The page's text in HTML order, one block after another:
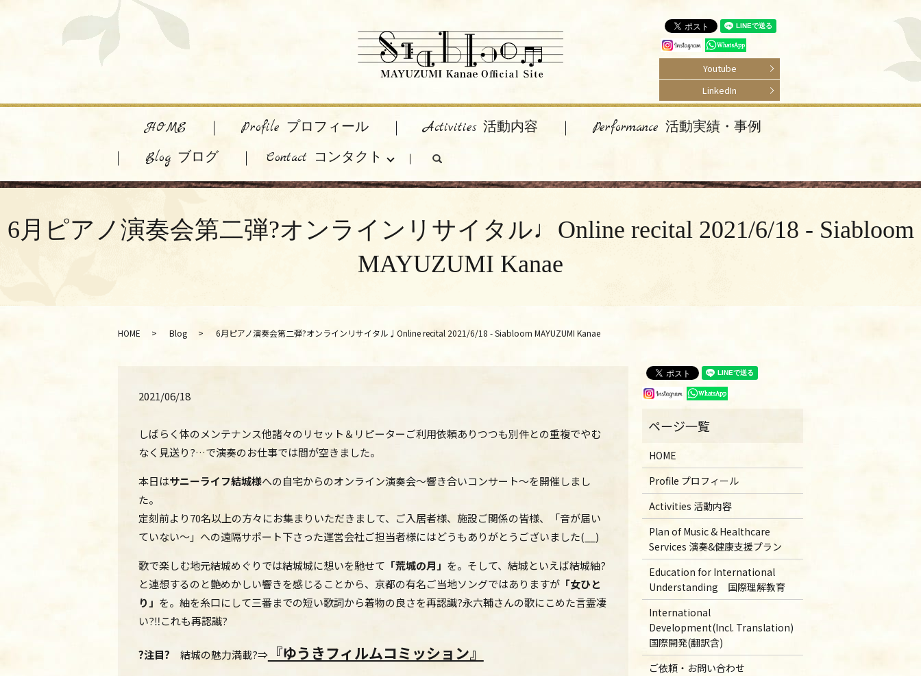
Youtube
LinkedIn
HOME Profile プロフィール Activities 活動内容
Performance 活動実績・事例
Blog ブログ
Contact コンタクト search
6月ピアノ演奏会第二弾?オンラインリサイタル♩Online recital 2021/6/18 - Siabloom
MAYUZUMI Kanae
HOME Blog 6月ピアノ演奏会第二弾?オンラインリサイタル♩Online recital 2021/6/18 - Siabloom MAYUZUMI Kanae
2021/06/18
しばらく体のメンテナンス他諸々のリセット＆リピーターご利用依頼ありつつも別件との重複でやむ
なく見送り?…で演奏のお仕事では間が空きました。
本日はサニーライフ結城様への自宅からのオンライン演奏会～響き合いコンサート～を開催しまし
た。
定刻前より70名以上の方々にお集まりいただきまして、ご入居者様、施設ご関係の皆様、「音が届い
ていない～」への遠隔サポート下さった運営会社ご担当者様にはどうもありがとうございました(__)
歌で楽しむ地元結城めぐりでは結城城に想いを馳せて 「荒城の月」 を。そして、結城といえば結城紬?
と連想するのと艶めかしい響きを感じることから、京都の有名ご当地ソングではありますが「女ひと
り」 を。紬を糸口にして三番までの短い歌詞から着物の良さを再認識?永六輔さんの歌にこめた言霊凄
い?‼これも再認識?
?注目? 結城の魅力満載?⇒『ゆうきフィルムコミッション』
HOME
Profile プロフィール
Activities 活動内容
Plan of Music & Healthcare
Services 演奏&健康支援プラン
Education for International
Understanding 国際理解教育
International
Development(Incl. Translation)
国際開発(翻訳含)
ご依頼・お問い合わせ